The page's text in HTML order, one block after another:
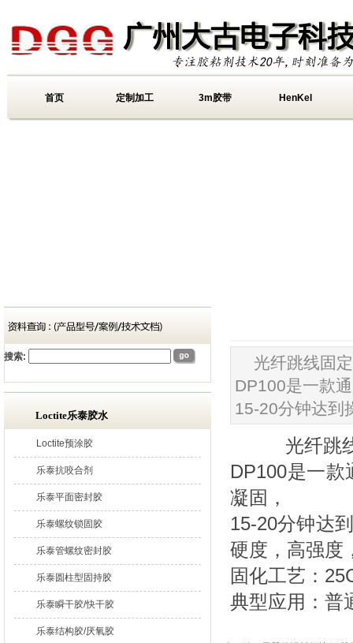
首页 定制加工 3m胶带 HenKel
搜索:
Loctite乐泰胶水
Loctite预涂胶
乐泰抗咬合剂
乐泰平面密封胶
乐泰螺纹锁固胶
乐泰管螺纹密封胶
乐泰圆柱型固持胶
乐泰瞬干胶/快干胶
乐泰结构胶/厌氧胶
光纤跳线固
DP100是一款
15-20分钟达到
光纤跳线
DP100是一
凝固，
15-20分钟达
硬度，高强度
固化工艺：
典型应用：普